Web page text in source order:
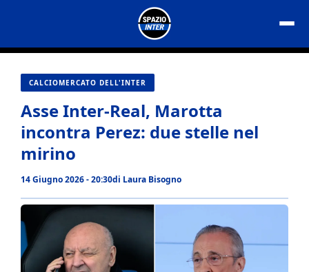
contenuto
CALCIOMERCATO DELL'INTER
Asse Inter-Real, Marotta
incontra Perez: due stelle nel
mirino
14 Giugno 2026 - 20:30di Laura Bisogno